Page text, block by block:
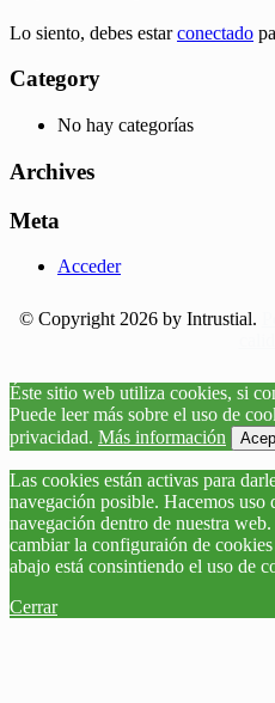
Lo siento, debes estarconectado
Category
No hay categorías
Archives
Meta
Acceder
© Copyright 2026 by Intrustial.
Éste sitio web utiliza cookies, si
Puede leer más sobre el uso de
privacidad. Más información
Las cookies están activas para
navegación posible. Hacemos uso
navegación dentro de nuestra
cambiar la configuraión de
abajo está consintiendo el uso de
Cerrar